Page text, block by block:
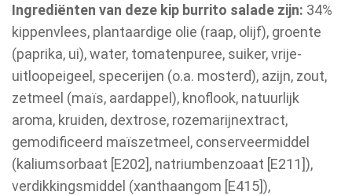
Ingrediënten van deze kip burrito salade zijn: 34%
kippenvlees, plantaardige olie (raap, olijf), groente
(paprika, ui), water, tomatenpuree, suiker, vrije-
uitloopeigeel, specerijen (o.a. mosterd), azijn, zout,
zetmeel (maïs, aardappel), knoflook, natuurlijk
aroma, kruiden, dextrose, rozemarijnextract,
gemodificeerd maïszetmeel, conserveermiddel
(kaliumsorbaat [E202], natriumbenzoaat [E211]),
verdikkingsmiddel (xanthaangom [E415]),